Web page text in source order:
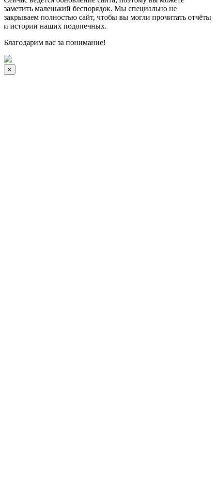
заметить маленький беспорядок. Мы специально не
закрываем полностью сайт, чтобы вы могли прочитать отчёты
и истории наших подопечных.
Благодарим вас за понимание!
×